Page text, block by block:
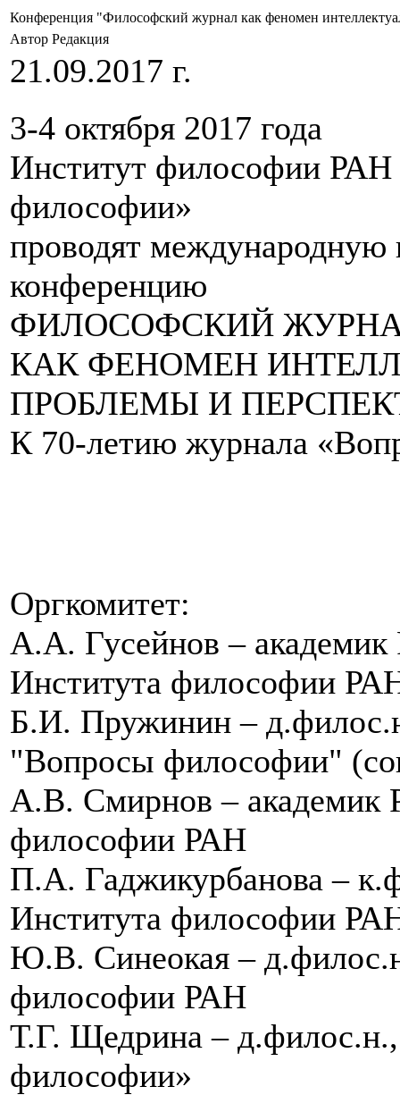
Конференция "Философский журнал как феномен
Автор Редакция
21.09.2017 г.
3-4 октября 2017 года
Институт философии
философии»
проводят международную
конференцию
ФИЛОСОФСКИЙ
КАК ФЕНОМЕН
ПРОБЛЕМЫ И
К 70-летию журнала
Оргкомитет:
А.А. Гусейнов –
Института философии
Б.И. Пружинин –
"Вопросы философии"
А.В. Смирнов – академик
философии РАН
П.А. Гаджикурбанова –
Института философии
Ю.В. Синеокая –
философии РАН
Т.Г. Щедрина –
философии»